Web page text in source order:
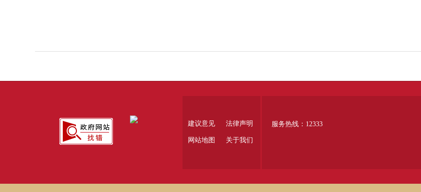
建议意见 法律声明
网站地图 关于我们
服务热线：12333